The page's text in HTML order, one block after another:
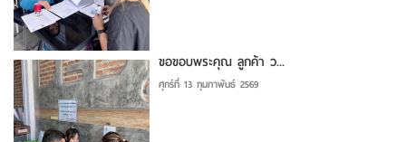
ขอขอบพระคุณ ลูกค้า ว...
ศุกร์ที่ 13 กุมภาพันธ์ 2569